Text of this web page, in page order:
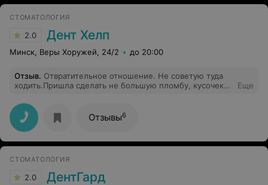
СТОМАТОЛОГИЯ
2.0 Дент Хелп
Минск, Веры Хоружей, 24/2 до 20:00
Отзыв. Отвратительное отношение. Не советую туда
ходить.Пришла сделать не большую пломбу, кусочек
сказали что это так и было!!! Не советую!!!
Еще
Отзывы6
СТОМАТОЛОГИЯ
2.0 ДентГард